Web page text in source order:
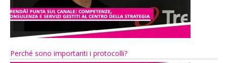
Perché sono importanti i protocolli?